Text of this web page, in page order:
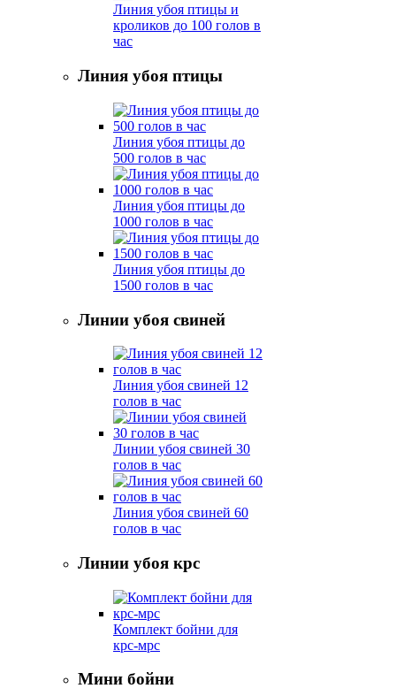
Линия убоя птицы и
кроликов до 100 голов в
час
Линия убоя птицы
Линия убоя птицы до
500 голов в час
Линия убоя птицы до
1000 голов в час
Линия убоя птицы до
1500 голов в час
Линии убоя свиней
Линия убоя свиней 12
голов в час
Линии убоя свиней 30
голов в час
Линия убоя свиней 60
голов в час
Линии убоя крс
Комплект бойни для
крс-мрс
Мини бойни